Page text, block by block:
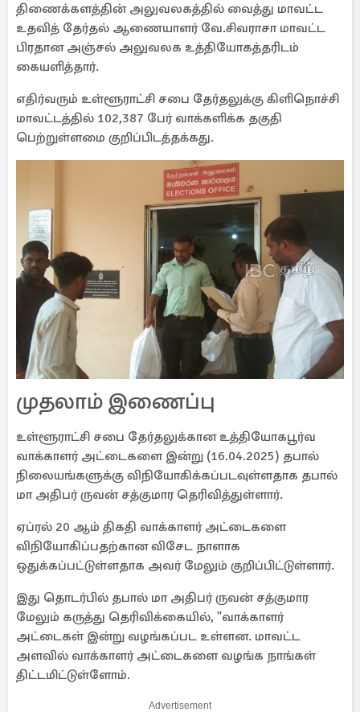
திணைக்களத்தின் அலுவலகத்தில் வைத்து மாவட்ட
உதவித் தேர்தல் ஆணையாளர் வே.சிவராசா மாவட்ட
பிரதான அஞ்சல் அலுவலக உத்தியோகத்தரிடம்
கையளித்தார்.
எதிர்வரும் உள்ளூராட்சி சபை தேர்தலுக்கு கிளிநொச்சி
மாவட்டத்தில் 102,387 பேர் வாக்களிக்க தகுதி
பெற்றுள்ளமை குறிப்பிடத்தக்கது.
முதலாம் இணைப்பு
உள்ளூராட்சி சபை தேர்தலுக்கான உத்தியோகபூர்வ
வாக்காளர் அட்டைகளை இன்று (16.04.2025) தபால்
நிலையங்களுக்கு விநியோகிக்கப்படவுள்ளதாக தபால்
மா அதிபர் ருவன் சத்குமார தெரிவித்துள்ளார்.
ஏப்ரல் 20 ஆம் திகதி வாக்காளர் அட்டைகளை
விநியோகிப்பதற்கான விசேட நாளாக
ஒதுக்கப்பட்டுள்ளதாக அவர் மேலும் குறிப்பிட்டுள்ளார்.
இது தொடர்பில் தபால் மா அதிபர் ருவன் சத்குமார
மேலும் கருத்து தெரிவிக்கையில், "வாக்காளர்
அட்டைகள் இன்று வழங்கப்பட உள்ளன. மாவட்ட
அளவில் வாக்காளர் அட்டைகளை வழங்க நாங்கள்
திட்டமிட்டுள்ளோம்.
Advertisement